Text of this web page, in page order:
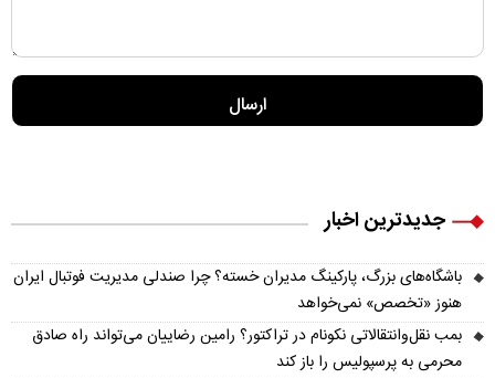
جدیدترین اخبار
باشگاه‌های بزرگ، پارکینگ مدیران خسته؟ چرا صندلی مدیریت فوتبال ایران
هنوز «تخصص» نمی‌خواهد
بمب نقل‌وانتقالاتی نکونام در تراکتور؟ رامین رضاییان می‌تواند راه صادق
محرمی به پرسپولیس را باز کند